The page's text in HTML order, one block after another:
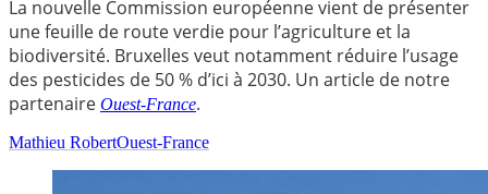
La nouvelle Commission européenne vient de présenter
une feuille de route verdie pour l’agriculture et la
biodiversité. Bruxelles veut notamment réduire l’usage
des pesticides de 50 % d’ici à 2030. Un article de notre
partenaire Ouest-France.
Mathieu RobertOuest-France